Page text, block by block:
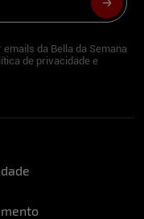
da Bella da Semana
de privacidade e